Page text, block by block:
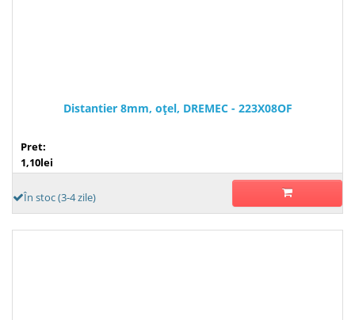
Distantier 8mm, oţel, DREMEC - 223X08OF
Pret:
1,10lei
În stoc (3-4 zile)